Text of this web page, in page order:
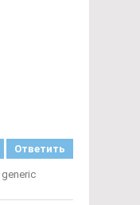
Ответить